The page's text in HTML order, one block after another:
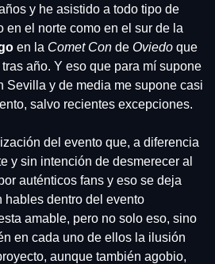
y he asistido a todo tipo de
en el norte como en el sur de la
en la Comet Con de Oviedo que
año. Y eso que para mí supone
Sevilla y de media me supone casi
salvo recientes excepciones.
del evento que, a diferencia
y sin intención de desmerecer al
auténticos fans y eso se deja
hables dentro del evento
amable, pero no solo eso, sino
en cada uno de ellos la ilusión
aunque también agobio,